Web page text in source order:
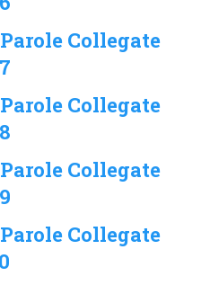
Collegate
Collegate
Collegate
Collegate